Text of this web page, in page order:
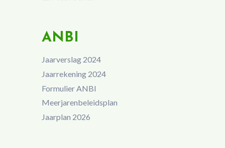
ANBI
Jaarverslag 2024
Jaarrekening 2024
Formulier ANBI
Meerjarenbeleidsplan
Jaarplan 2026